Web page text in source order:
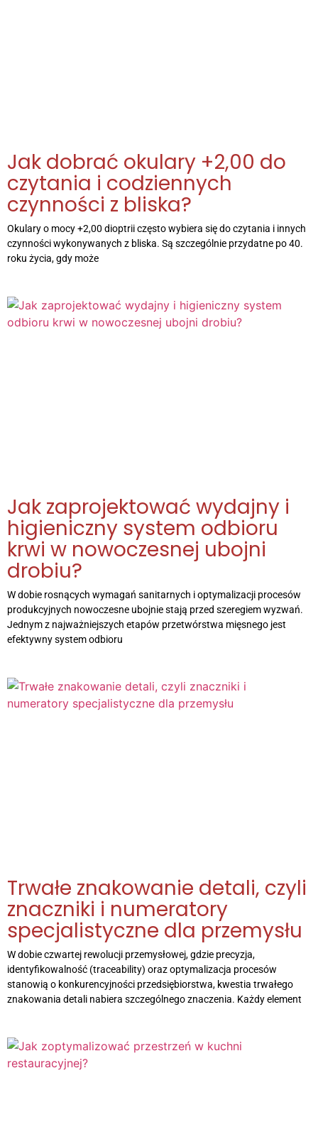
Jak dobrać okulary +2,00 do
czytania i codziennych
czynności z bliska?
Okulary o mocy +2,00 dioptrii często wybiera się do czytania i innych
czynności wykonywanych z bliska. Są szczególnie przydatne po 40.
roku życia, gdy może
Jak zaprojektować wydajny i
higieniczny system odbioru
krwi w nowoczesnej ubojni
drobiu?
W dobie rosnących wymagań sanitarnych i optymalizacji procesów
produkcyjnych nowoczesne ubojnie stają przed szeregiem wyzwań.
Jednym z najważniejszych etapów przetwórstwa mięsnego jest
efektywny system odbioru
Trwałe znakowanie detali, czyli
znaczniki i numeratory
specjalistyczne dla przemysłu
W dobie czwartej rewolucji przemysłowej, gdzie precyzja,
identyfikowalność (traceability) oraz optymalizacja procesów
stanowią o konkurencyjności przedsiębiorstwa, kwestia trwałego
znakowania detali nabiera szczególnego znaczenia. Każdy element